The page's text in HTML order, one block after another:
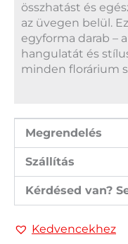
összhatást és
az üvegen belül.
egyforma darab –
hangulatát és
minden florárium
Megrendelés
Szállítás
Kérdésed van?
Kedvencekhez